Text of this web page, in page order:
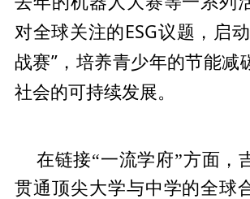
对全球关注的ESG议题，启
战赛”，培养青少年的节能减
社会的可持续发展。
在链接“一流学府”方面，
贯通顶尖大学与中学的全球